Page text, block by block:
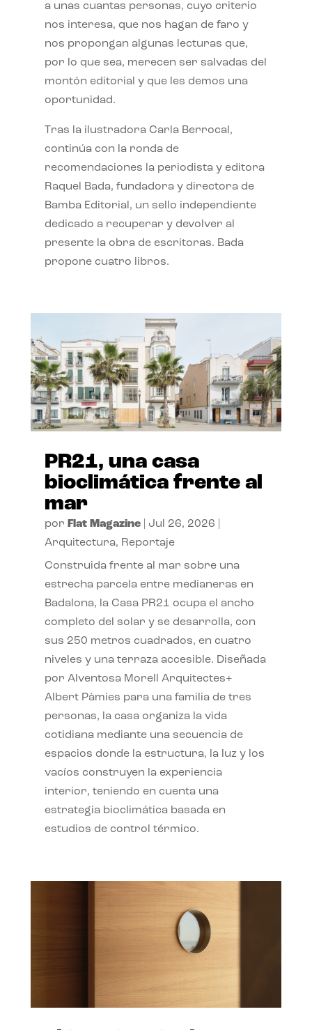
a unas cuantas personas, cuyo criterio
nos interesa, que nos hagan de faro y
nos propongan algunas lecturas que,
por lo que sea, merecen ser salvadas del
montón editorial y que les demos una
oportunidad.
Tras la ilustradora Carla Berrocal,
continúa con la ronda de
recomendaciones la periodista y editora
Raquel Bada, fundadora y directora de
Bamba Editorial, un sello independiente
dedicado a recuperar y devolver al
presente la obra de escritoras. Bada
propone cuatro libros.
PR21, una casa
bioclimática frente al
mar
por Flat Magazine| Jul 26, 2026
Arquitectura, Reportaje
Construida frente al mar sobre una
estrecha parcela entre medianeras en
Badalona, la Casa PR21 ocupa el ancho
completo del solar y se desarrolla, con
sus 250 metros cuadrados, en cuatro
niveles y una terraza accesible. Diseñada
por Alventosa Morell Arquitectes+
Albert Pàmies para una familia de tres
personas, la casa organiza la vida
cotidiana mediante una secuencia de
espacios donde la estructura, la luz y los
vacíos construyen la experiencia
interior, teniendo en cuenta una
estrategia bioclimática basada en
estudios de control térmico.